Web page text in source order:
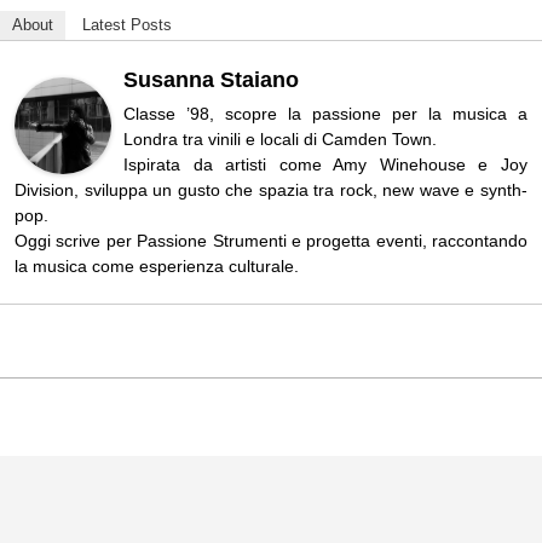
About Latest Posts
Susanna Staiano
Classe ’98, scopre la passione per la musica a
Londra tra vinili e locali di Camden Town.
Ispirata da artisti come Amy Winehouse e Joy
Division, sviluppa un gusto che spazia tra rock, new wave e synth-
pop.
Oggi scrive per Passione Strumenti e progetta eventi, raccontando
la musica come esperienza culturale.